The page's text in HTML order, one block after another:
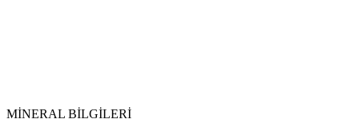
MİNERAL BİLGİLERİ